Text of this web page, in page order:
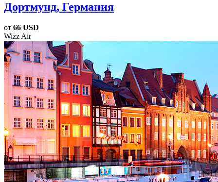
Дортмунд, Германия
от 66 USD
Wizz Air